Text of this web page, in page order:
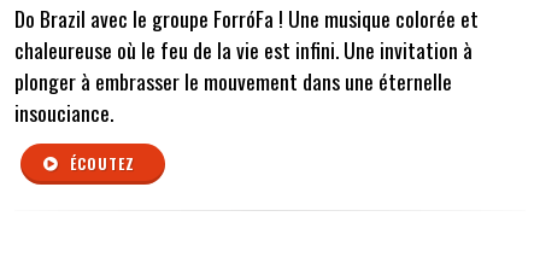
Do Brazil avec le groupe ForróFa ! Une musique colorée et
chaleureuse où le feu de la vie est infini. Une invitation à
plonger à embrasser le mouvement dans une éternelle
insouciance.
ÉCOUTEZ